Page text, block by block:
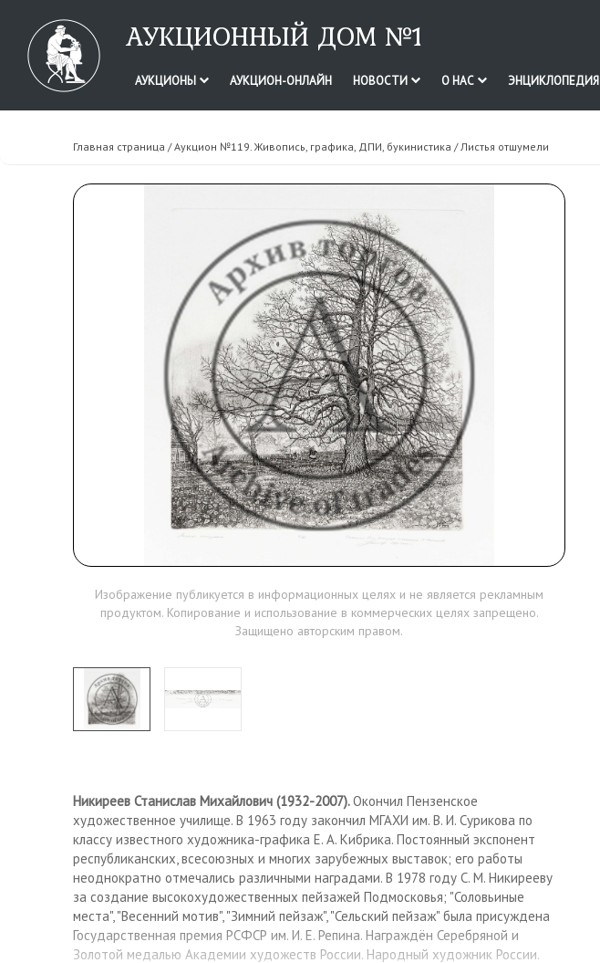
АУКЦИОННЫЙ ДОМ №1
АУКЦИОНЫ АУКЦИОН-ОНЛАЙН НОВОСТИ О НАС ЭНЦИКЛОПЕДИЯ
Главная страница /Аукцион №119. Живопись, графика, ДПИ, букинистика / Листья отшумели
Изображение публикуется в информационных целях и не является рекламным
продуктом. Копирование и использование в коммерческих целях запрещено.
Защищено авторским правом.
Никиреев Станислав Михайлович (1932-2007).Окончил Пензенское
художественное училище. В 1963 году закончил МГАХИ им. В. И. Сурикова по
классу известного художника-графика Е. А. Кибрика. Постоянный экспонент
республиканских, всесоюзных и многих зарубежных выставок; его работы
неоднократно отмечались различными наградами. В 1978 году С. М. Никирееву
за создание высокохудожественных пейзажей Подмосковья; "Соловьиные
места", "Весенний мотив", "Зимний пейзаж", "Сельский пейзаж" была присуждена
Государственная премия РСФСР им. И. Е. Репина. Награждён Серебряной и
Золотой медалью Академии художеств России. Народный художник России.